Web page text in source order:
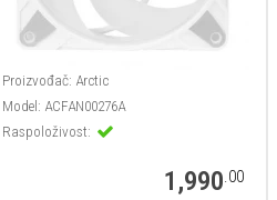
Proizvođač: Arctic
Model: ACFAN00276A
Raspoloživost:
1,990.00